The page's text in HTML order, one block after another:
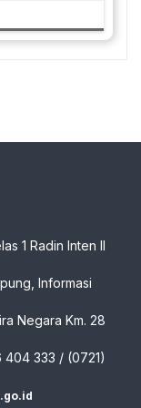
1 Radin Inten II
Informasi
Negara Km. 28
404 333 / (0721)